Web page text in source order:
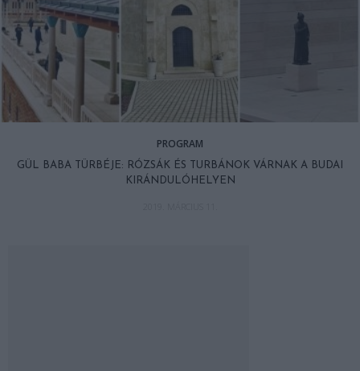
PROGRAM
GÜL BABA TÜRBÉJE: RÓZSÁK ÉS TURBÁNOK VÁRNAK A BUDAI
KIRÁNDULÓHELYEN